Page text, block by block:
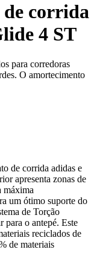
de corrida
4 ST
para corredoras
O amortecimento
de corrida adidas e
apresenta zonas de
máxima
um ótimo suporte do
de Torção
para o antepé. Este
reciclados de
de materiais